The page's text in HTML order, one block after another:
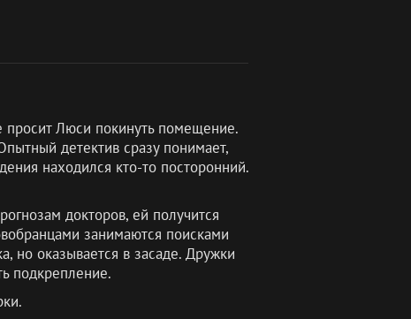
просит Люси покинуть помещение.
детектив сразу понимает,
находился кто-то посторонний.
докторов, ей получится
занимаются поисками
но оказывается в засаде. Дружки
подкрепление.